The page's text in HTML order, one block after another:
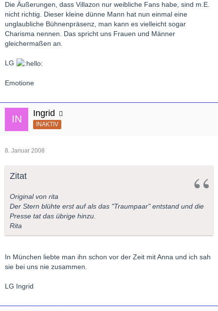
Die Äußerungen, dass Villazon nur weibliche Fans habe, sind m.E.
nicht richtig. Dieser kleine dünne Mann hat nun einmal eine
unglaubliche Bühnenpräsenz, man kann es vielleicht sogar
Charisma nennen. Das spricht uns Frauen und Männer
gleichermaßen an.
LG
Emotione
Ingrid
INAKTIV
8. Januar 2008
Zitat
Original von rita
Der Stern blühte erst auf als das "Traumpaar" entstand und die
Presse tat das übrige hinzu.
Rita
In München liebte man ihn schon vor der Zeit mit Anna und ich sah
sie bei uns nie zusammen.
LG Ingrid